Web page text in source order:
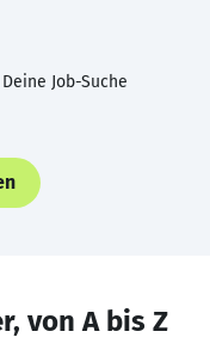
Job-Suche
von A bis Z